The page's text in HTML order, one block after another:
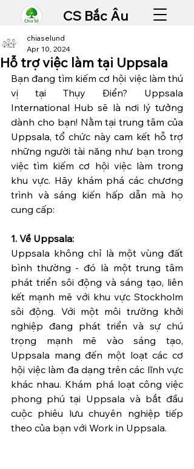
CS Bắc Âu
Hỗ trợ việc làm tại Uppsala
chiaselund
Apr 10, 2024
Bạn đang tìm kiếm cơ hội việc làm thú
vị tại Thụy Điển? Uppsala
International Hub sẽ là nơi lý tưởng
dành cho bạn! Nằm tại trung tâm của
Uppsala, tổ chức này cam kết hỗ trợ
những người tài năng như bạn trong
việc tìm kiếm cơ hội việc làm trong
khu vực. Hãy khám phá các chương
trình và sáng kiến hấp dẫn mà họ
cung cấp:
1. Về Uppsala:
Uppsala không chỉ là một vùng đất
bình thường - đó là một trung tâm
phát triển sôi động và sáng tạo, liên
kết mạnh mẽ với khu vực Stockholm
sôi động. Với một môi trường khởi
nghiệp đang phát triển và sự chú
trọng mạnh mẽ vào sáng tạo,
Uppsala mang đến một loạt các cơ
hội việc làm đa dạng trên các lĩnh vực
khác nhau. Khám phá loạt công việc
phong phú tại Uppsala và bắt đầu
cuộc phiêu lưu chuyên nghiệp tiếp
theo của bạn với Work in Uppsala.